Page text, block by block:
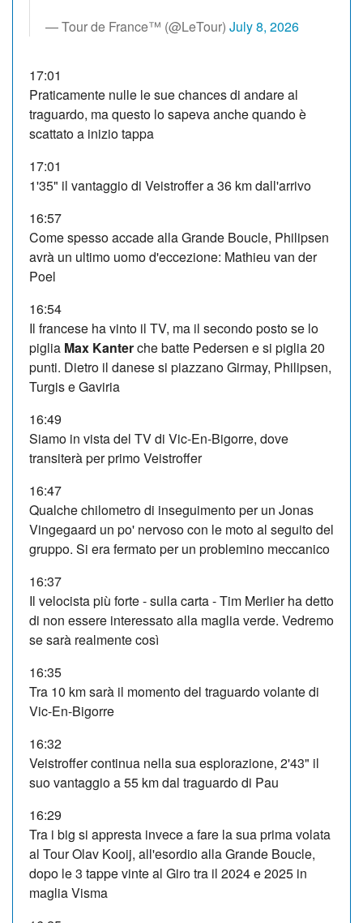
— Tour de France™ (@LeTour) July 8, 2026
17:01
Praticamente nulle le sue chances di andare al
traguardo, ma questo lo sapeva anche quando è
scattato a inizio tappa
17:01
1'35" il vantaggio di Veistroffer a 36 km dall'arrivo
16:57
Come spesso accade alla Grande Boucle, Philipsen
avrà un ultimo uomo d'eccezione: Mathieu van der
Poel
16:54
Il francese ha vinto il TV, ma il secondo posto se lo
piglia Max Kanterche batte Pedersen e si piglia 20
punti. Dietro il danese si piazzano Girmay, Philipsen,
Turgis e Gaviria
16:49
Siamo in vista del TV di Vic-En-Bigorre, dove
transiterà per primo Veistroffer
16:47
Qualche chilometro di inseguimento per un Jonas
Vingegaard un po' nervoso con le moto al seguito del
gruppo. Si era fermato per un problemino meccanico
16:37
Il velocista più forte - sulla carta - Tim Merlier ha detto
di non essere interessato alla maglia verde. Vedremo
se sarà realmente così
16:35
Tra 10 km sarà il momento del traguardo volante di
Vic-En-Bigorre
16:32
Veistroffer continua nella sua esplorazione, 2'43" il
suo vantaggio a 55 km dal traguardo di Pau
16:29
Tra i big si appresta invece a fare la sua prima volata
al Tour Olav Kooij, all'esordio alla Grande Boucle,
dopo le 3 tappe vinte al Giro tra il 2024 e 2025 in
maglia Visma